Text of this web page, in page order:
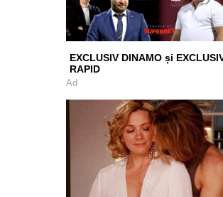
EXCLUSIV DINAMO și
RAPID
Ad